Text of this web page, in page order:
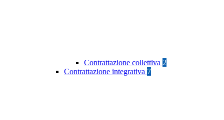
Contrattazione collettiva 2
Contrattazione integrativa 7